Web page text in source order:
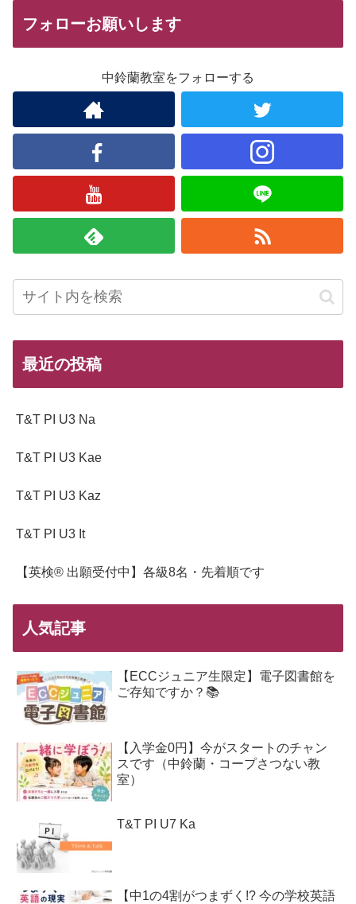
フォローお願いします
中鈴蘭教室をフォローする
最近の投稿
T&T PI U3 Na
T&T PI U3 Kae
T&T PI U3 Kaz
T&T PI U3 It
【英検® 出願受付中】各級8名・先着順です
人気記事
【ECCジュニア生限定】電子図書館を
ご存知ですか？📚
【入学金0円】今がスタートのチャン
スです（中鈴蘭・コープさつない教
室）
T&T PI U7 Ka
【中1の4割がつまずく!? 今の学校英語